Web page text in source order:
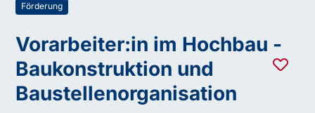
Förderung
Vorarbeiter:in im Hochbau -
Baukonstruktion und
Baustellenorganisation